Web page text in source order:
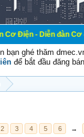
đàn Cơ điện là
bạn ghé thăm
để bắt đầu đăng
2 3 4 5 6 →